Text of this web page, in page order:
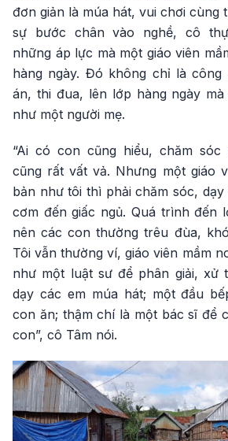
đơn giản là múa hát, vui chơi cùng
sự bước chân vào nghề, cô
những áp lực mà một giáo viên
hàng ngày. Đó không chỉ là công
án, thi đua, lên lớp hàng ngày
như một người mẹ.
“Ai có con cũng hiểu, chăm
cũng rất vất vả. Nhưng một giáo
bản như tôi thì phải chăm sóc,
cơm đến giấc ngủ. Quá trình đến
nên các con thường trêu đùa,
Tôi vẫn thường ví, giáo viên mầm
như một luật sư để phân giải, xử
dạy các em múa hát; một đầu
con ăn; thậm chí là một bác sĩ để
con”, cô Tâm nói.